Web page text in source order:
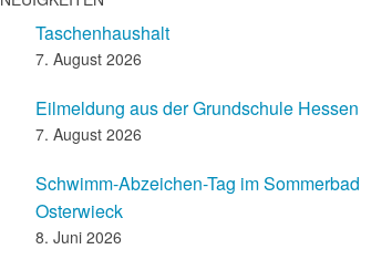
Taschenhaushalt
7. August 2026
Eilmeldung aus der Grundschule Hessen
7. August 2026
Schwimm-Abzeichen-Tag im Sommerbad
Osterwieck
8. Juni 2026